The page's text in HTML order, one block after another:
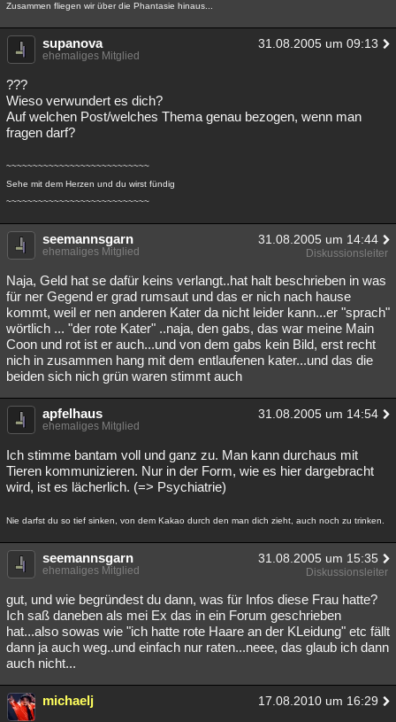
Zusammen fliegen wir über die Phantasie hinaus...
supanova 31.08.2005 um 09:13
ehemaliges Mitglied
???
Wieso verwundert es dich?
Auf welchen Post/welches Thema genau bezogen, wenn man
fragen darf?
~~~~~~~~~~~~~~~~~~~~~~~~~~~
Sehe mit dem Herzen und du wirst fündig
~~~~~~~~~~~~~~~~~~~~~~~~~~~
seemannsgarn 31.08.2005 um 14:44
ehemaliges Mitglied Diskussionsleiter
Naja, Geld hat se dafür keins verlangt..hat halt beschrieben in was
für ner Gegend er grad rumsaut und das er nich nach hause
kommt, weil er nen anderen Kater da nicht leider kann...er "sprach"
wörtlich ... "der rote Kater" ..naja, den gabs, das war meine Main
Coon und rot ist er auch...und von dem gabs kein Bild, erst recht
nich in zusammen hang mit dem entlaufenen kater...und das die
beiden sich nich grün waren stimmt auch
apfelhaus 31.08.2005 um 14:54
ehemaliges Mitglied
Ich stimme bantam voll und ganz zu. Man kann durchaus mit
Tieren kommunizieren. Nur in der Form, wie es hier dargebracht
wird, ist es lächerlich. (=> Psychiatrie)
Nie darfst du so tief sinken, von dem Kakao durch den man dich zieht, auch noch zu trinken.
seemannsgarn 31.08.2005 um 15:35
ehemaliges Mitglied Diskussionsleiter
gut, und wie begründest du dann, was für Infos diese Frau hatte?
Ich saß daneben als mei Ex das in ein Forum geschrieben
hat...also sowas wie "ich hatte rote Haare an der KLeidung" etc fällt
dann ja auch weg..und einfach nur raten...neee, das glaub ich dann
auch nicht...
michaelj 17.08.2010 um 16:29